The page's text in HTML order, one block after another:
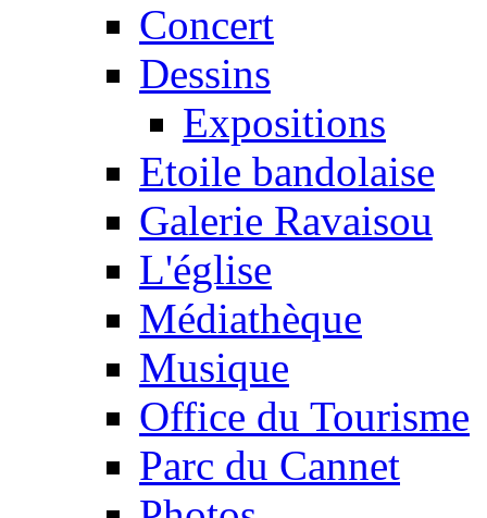
Concert
Dessins
Expositions
Etoile bandolaise
Galerie Ravaisou
L'église
Médiathèque
Musique
Office du Tourisme
Parc du Cannet